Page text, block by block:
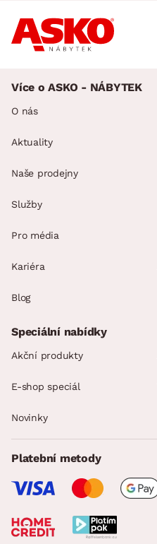
Více o ASKO - NÁBYTEK
O nás
Aktuality
Naše prodejny
Služby
Pro média
Kariéra
Blog
Speciální nabídky
Akční produkty
E-shop speciál
Novinky
Platební metody